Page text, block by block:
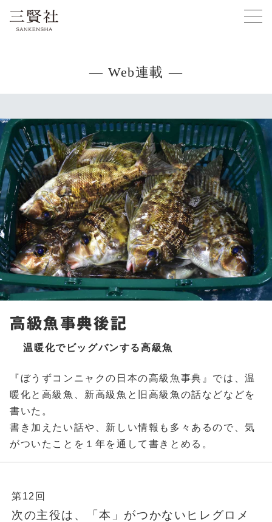
— Web連載 —
高級魚事典後記
温暖化でビッグバンする高級魚
『ぼうずコンニャクの日本の高級魚事典』では、温
暖化と高級魚、新高級魚と旧高級魚の話などなどを
書いた。
書き加えたい話や、新しい情報も多々あるので、気
がついたことを１年を通して書きとめる。
第12回
次の主役は、「本」がつかないヒレグロメ